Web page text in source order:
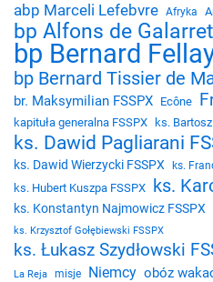
abp Marceli Lefebvre Afryka
bp Alfons de
bp Bernard
bp Bernard Tissier de
br. Maksymilian FSSPX Ecône
kapituła generalna FSSPX ks.
ks. Dawid Pagliarani
ks. Dawid Wierzycki FSSPX ks.
ks. Hubert Kuszpa FSSPX ks.
ks. Konstantyn Najmowicz FSSPX
ks. Krzysztof Gołębiewski FSSPX
ks. Łukasz Szydłowski
La Reja
misje Niemcy obóz